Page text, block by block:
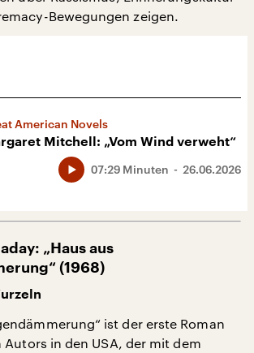
Bewegungen zeigen.
American Novels
Mitchell: „Vom Wind verweht“
26.06.2026
07:29 Minuten
„Haus aus
(1968)
ist der erste Roman
in den USA, der mit dem